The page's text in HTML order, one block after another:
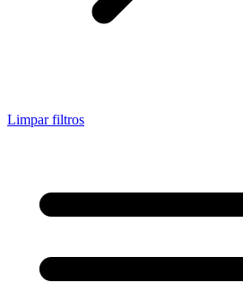
Limpar filtros